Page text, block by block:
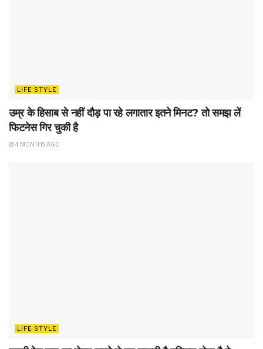
LIFE STYLE
उम्र के हिसाब से नहीं दौड़ पा रहे लगातार इतने मिनट? तो समझ लें
फिटनेस गिर चुकी है
4 MONTHS AGO
LIFE STYLE